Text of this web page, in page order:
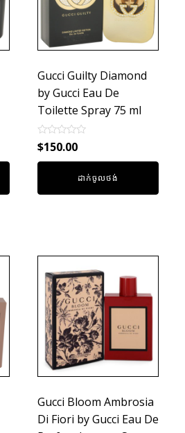
Gucci Guilty Diamond
by Gucci Eau De
Toilette Spray 75 ml
Rated
0
out
$150.00
ដាក់ចូលថង់
Gucci Bloom Ambrosia
Di Fiori by Gucci Eau De